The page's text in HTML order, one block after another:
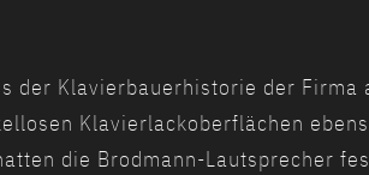
der Klavierbauerhistorie der
Klavierlackoberflächen
die Brodmann-Lautsprecher